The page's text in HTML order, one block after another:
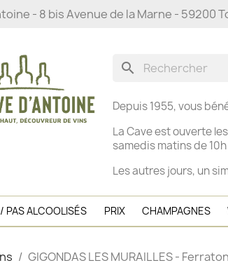
- 8 bis Avenue de la Marne - 59200
search
Depuis 1955, vous
La Cave est ouverte les
samedis matins de 10h
Les autres jours, un
PAS ALCOOLISÉS PRIX CHAMPAGNES
GIGONDAS LES MURAILLES -